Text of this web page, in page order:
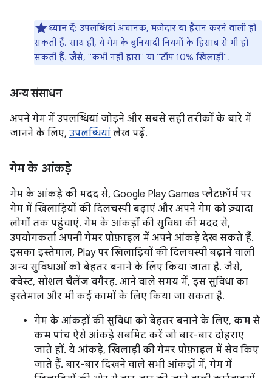
ध्यान दें: उपलब्धियां अचानक, मज़ेदार या हैरान करने वाली हो
सकती हैं. साथ ही, ये गेम के बुनियादी नियमों के हिसाब से भी हो
सकती हैं. जैसे, "कभी नहीं हारा" या "टॉप 10% खिलाड़ी".
अन्य संसाधन
अपने गेम में उपलब्धियां जोड़ने और सबसे सही तरीकों के बारे में
जानने के लिए, उपलब्धियां लेख पढ़ें.
गेम के आंकड़े
गेम के आंकड़े की मदद से, Google Play Games प्लैटफ़ॉर्म पर
गेम में खिलाड़ियों की दिलचस्पी बढ़ाएं और अपने गेम को ज़्यादा
लोगों तक पहुंचाएं. गेम के आंकड़ों की सुविधा की मदद से,
उपयोगकर्ता अपनी गेमर प्रोफ़ाइल में अपने आंकड़े देख सकते हैं.
इसका इस्तेमाल, Play पर खिलाड़ियों की दिलचस्पी बढ़ाने वाली
अन्य सुविधाओं को बेहतर बनाने के लिए किया जाता है. जैसे,
क्वेस्ट, सोशल चैलेंज वगैरह. आने वाले समय में, इस सुविधा का
इस्तेमाल और भी कई कामों के लिए किया जा सकता है.
गेम के आंकड़ों की सुविधा को बेहतर बनाने के लिए, कम से
कम पांच ऐसे आंकड़े सबमिट करें जो बार-बार दोहराए
जाते हों. ये आंकड़े, खिलाड़ी की गेमर प्रोफ़ाइल में सेव किए
जाते हैं. बार-बार दिखने वाले सभी आंकड़ों में, गेम में